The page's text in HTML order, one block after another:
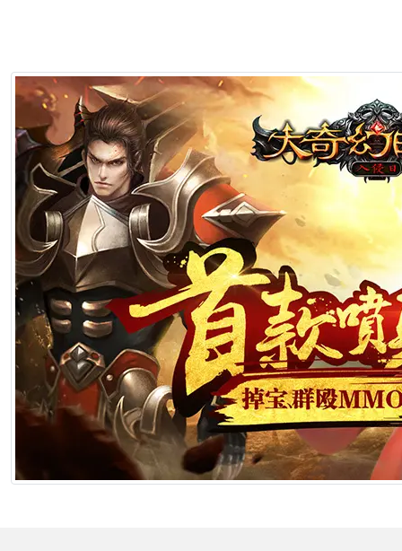
2026年7月1日 22:57
[生肖解说] 一部已经下线的电影，凭什么让陈道明袁和平吴京跑一趟兰
2026年6月25日 10:49
[生肖解说] 哪吒把桌子掀了，八部国漫来抢饭碗了
2026年6月25日 10:49
[生肖解说] 横店要开AI短剧大会了，但群演们已经不关心了
2026年6月25日 10:49
[生肖解说] 《功夫女足》七月见！欠星爷的电影票，这次终于能还了
2026年6月25日 10:49
[生肖解说] AI短剧最赚钱的不是做剧的，是卖算力、卖模型、卖工具的